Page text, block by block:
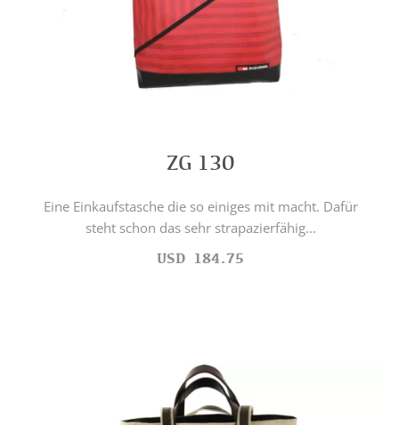
ZG 130
Eine Einkaufstasche die so einiges mit macht. Dafür
steht schon das sehr strapazierfähig...
USD 184.75